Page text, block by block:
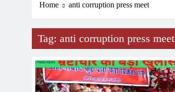
Home anti corruption press meet
Tag: anti corruption press meet